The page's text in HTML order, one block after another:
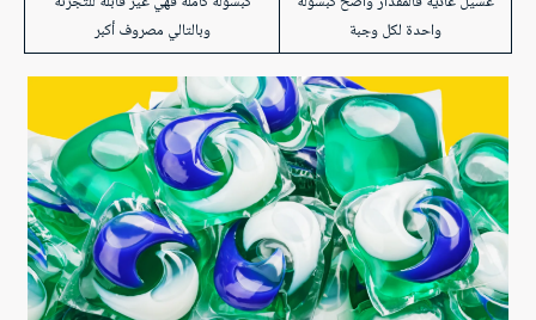
واحدة لكل وجبة
وبالتالي مصروف أكبر